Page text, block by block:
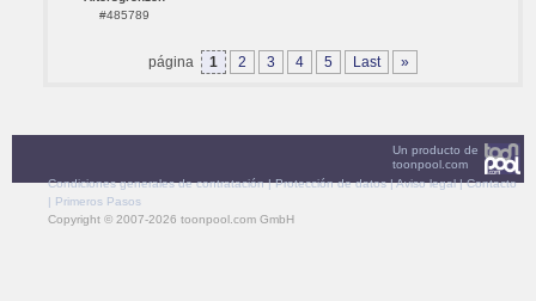
#485789
página 1 2 3 4 5 Last »
Un producto de
toonpool.com
Condiciones generales de contratación|Protección de datos|Aviso legal|Contacto
| Primeros Pasos
Copyright © 2007-2026 toonpool.com GmbH